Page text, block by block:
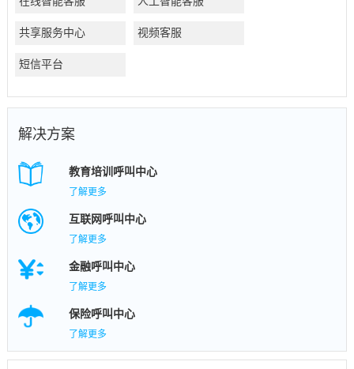
共享服务中心 视频客服
短信平台
解决方案
教育培训呼叫中心
了解更多
互联网呼叫中心
了解更多
金融呼叫中心
了解更多
保险呼叫中心
了解更多